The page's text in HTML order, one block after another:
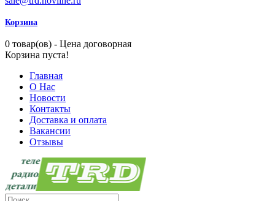
Корзина
0 товар(ов) - Цена договорная
Корзина пуста!
Главная
О Нас
Новости
Контакты
Доставка и оплата
Вакансии
Отзывы